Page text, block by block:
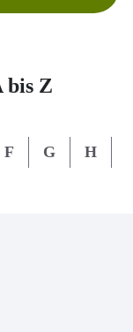
bis Z
F G H